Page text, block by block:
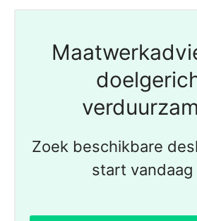
Zoek beschikbare
start vandaag